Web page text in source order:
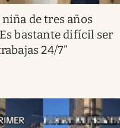
de tres años
bastante difícil ser
24/7”